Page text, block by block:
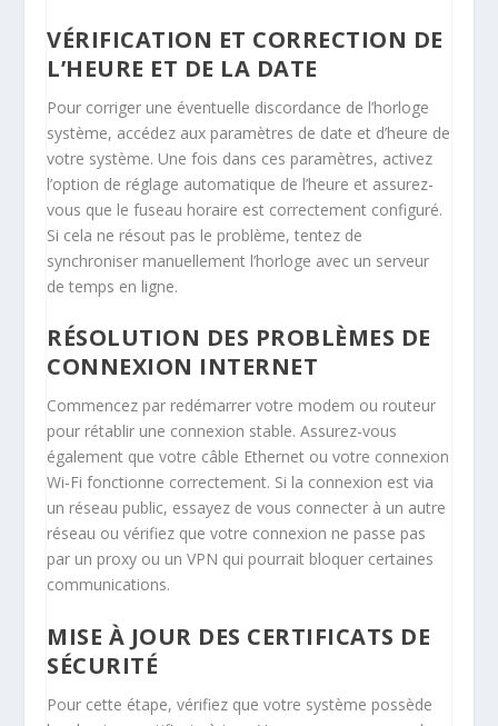
VÉRIFICATION ET CORRECTION DE
L’HEURE ET DE LA DATE
Pour corriger une éventuelle discordance de l’horloge
système, accédez aux paramètres de date et d’heure de
votre système. Une fois dans ces paramètres, activez
l’option de réglage automatique de l’heure et assurez-
vous que le fuseau horaire est correctement configuré.
Si cela ne résout pas le problème, tentez de
synchroniser manuellement l’horloge avec un serveur
de temps en ligne.
RÉSOLUTION DES PROBLÈMES DE
CONNEXION INTERNET
Commencez par redémarrer votre modem ou routeur
pour rétablir une connexion stable. Assurez-vous
également que votre câble Ethernet ou votre connexion
Wi-Fi fonctionne correctement. Si la connexion est via
un réseau public, essayez de vous connecter à un autre
réseau ou vérifiez que votre connexion ne passe pas
par un proxy ou un VPN qui pourrait bloquer certaines
communications.
MISE À JOUR DES CERTIFICATS DE
SÉCURITÉ
Pour cette étape, vérifiez que votre système possède